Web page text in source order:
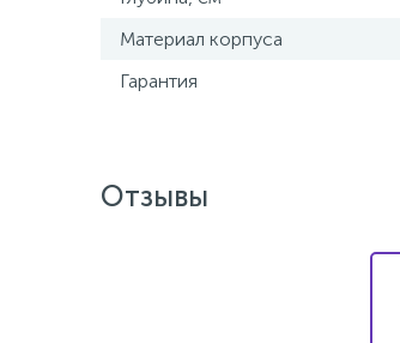
Материал корпуса
Гарантия
Отзывы